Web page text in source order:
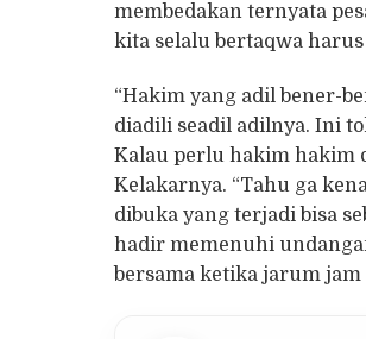
membedakan ternyata
kita selalu bertaqwa
“Hakim yang adil bener-
diadili seadil adilnya. Ini
Kalau perlu hakim hakim
Kelakarnya. “Tahu ga
dibuka yang terjadi bisa
hadir memenuhi
bersama ketika jarum